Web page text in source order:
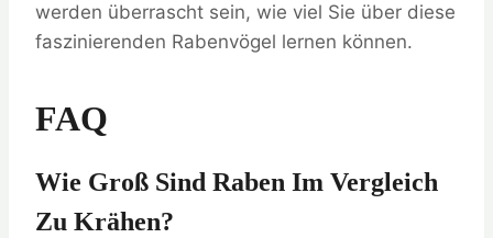
werden überrascht sein, wie viel Sie über diese
faszinierenden Rabenvögel lernen können.
FAQ
Wie Groß Sind Raben Im Vergleich
Zu Krähen?